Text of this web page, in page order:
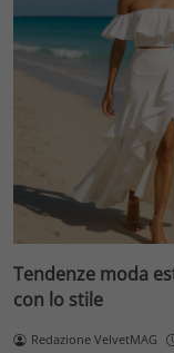
Tendenze moda
con lo stile
Redazione VelvetMAG